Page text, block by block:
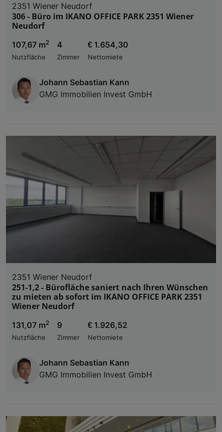
2351 Wiener Neudorf
306 - Büro im IKANO OFFICE PARK 2351 Wiener
Neudorf
107,67 m2
Nutzfläche
4
Zimmer
€ 1.654,30
Nettomiete
Johann Sebastian Kann
GMG Immobilien Invest GmbH
2351 Wiener Neudorf
251-1,2 - Bürofläche saniert nach Ihren Wünschen
zu mieten ab sofort im IKANO OFFICE PARK 2351
Wiener Neudorf
131,07 m2
Nutzfläche
9
Zimmer
€ 1.926,52
Nettomiete
Johann Sebastian Kann
GMG Immobilien Invest GmbH